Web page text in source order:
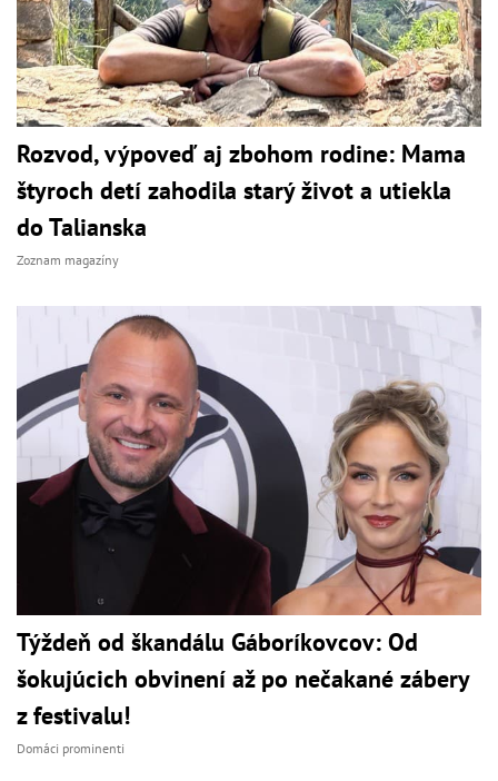
Rozvod, výpoveď aj zbohom rodine: Mama
štyroch detí zahodila starý život a utiekla
do Talianska
Zoznam magazíny
Týždeň od škandálu Gáboríkovcov: Od
šokujúcich obvinení až po nečakané zábery
z festivalu!
Domáci prominenti